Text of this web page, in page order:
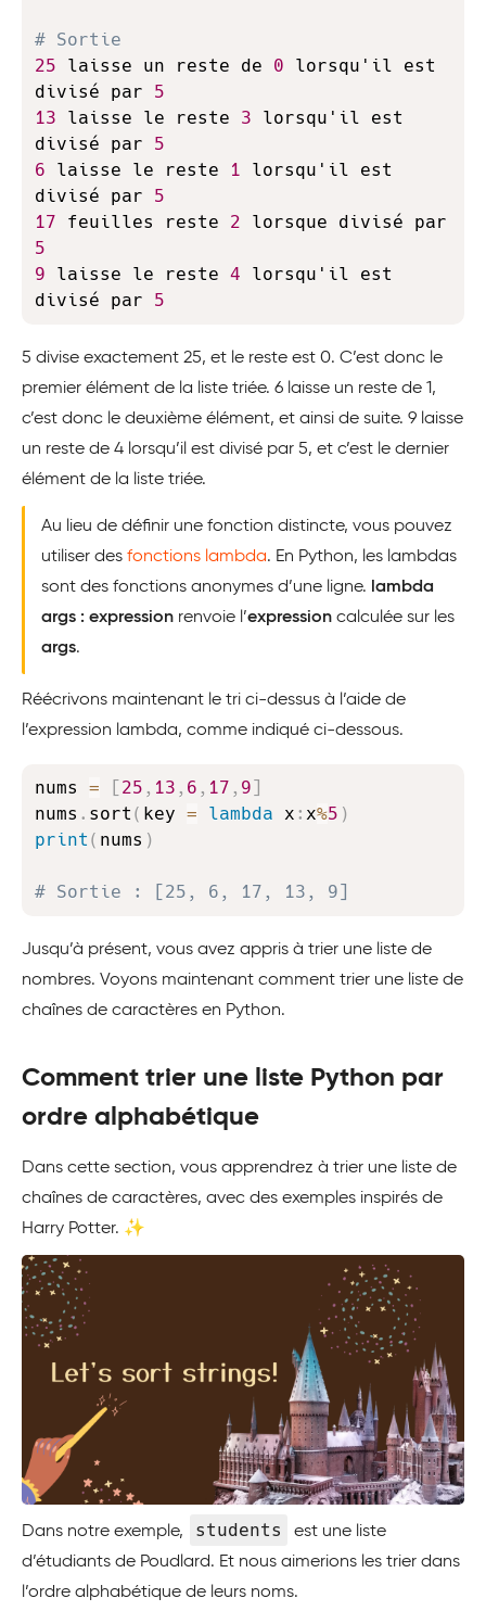
# Sortie
25 laisse un reste de 0 lorsqu'il est
divisé par 5
13 laisse le reste 3 lorsqu'il est
divisé par 5
6 laisse le reste 1 lorsqu'il est
divisé par 5
17 feuilles reste 2
5
9 laisse le reste 4 lorsqu'il est
divisé par 5
5 divise exactement 25, et le reste est 0. C’est donc le
premier élément de la liste triée. 6 laisse un reste de 1,
c’est donc le deuxième élément, et ainsi de suite. 9 laisse
un reste de 4 lorsqu’il est divisé par 5, et c’est le dernier
élément de la liste triée.
Au lieu de définir une fonction distincte, vous pouvez
utiliser des fonctions lambda. En Python, les lambdas
sont des fonctions anonymes d’une ligne. lambda
args : expression renvoie l’expression calculée sur les
args.
Réécrivons maintenant le tri ci-dessus à l’aide de
l’expression lambda, comme indiqué ci-dessous.
nums = [25 , 13 , 6 , 17 , 9]
nums . sort ( key = lambda x : x%5 )
print ( nums )
# Sortie : [25, 6, 17, 13, 9]
Jusqu’à présent, vous avez appris à trier une liste de
nombres. Voyons maintenant comment trier une liste de
chaînes de caractères en Python.
Comment trier une liste Python par
ordre alphabétique
Dans cette section, vous apprendrez à trier une liste de
chaînes de caractères, avec des exemples inspirés de
Harry Potter. ✨
Dans notre exemple, students
est une liste
d’étudiants de Poudlard. Et nous aimerions les trier dans
l’ordre alphabétique de leurs noms.